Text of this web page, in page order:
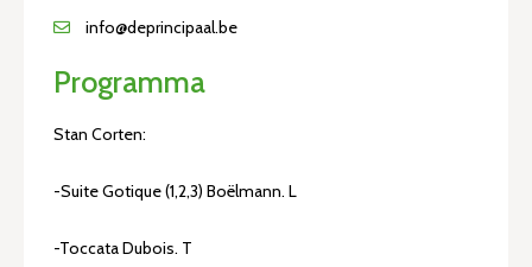
info@deprincipaal.be
Programma
Stan Corten:
-Suite Gotique (1,2,3) Boëlmann. L
-Toccata Dubois. T